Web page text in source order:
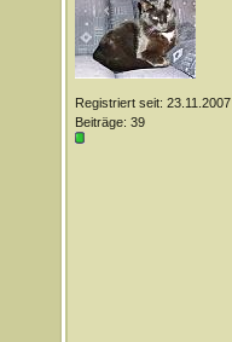
Registriert seit: 23.11.2007
Beiträge: 39